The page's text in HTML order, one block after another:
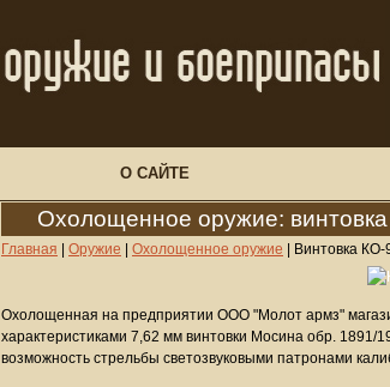
О САЙТЕ
Охолощенное оружие:
Главная Оружие Охолощенное оружие Винтовка
Охолощенная на предприятии ООО "Молот армз"
характеристиками 7,62 мм винтовки Мосина обр.
возможность стрельбы светозвуковыми патронами